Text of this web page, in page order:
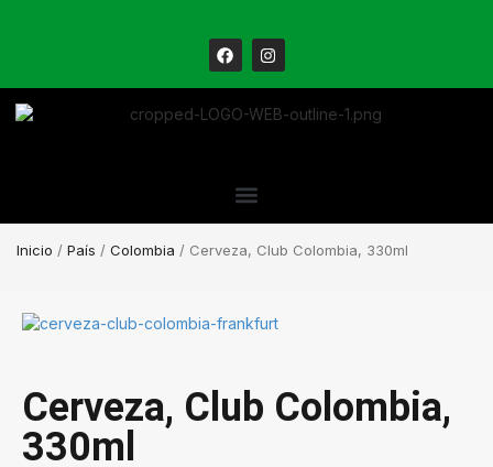
Inicio / País / Colombia / Cerveza, Club Colombia, 330ml
Cerveza, Club Colombia,
330ml